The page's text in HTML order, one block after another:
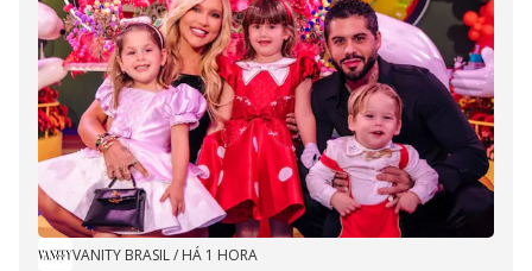
VANITY BRASIL/ HÁ 1 HORA